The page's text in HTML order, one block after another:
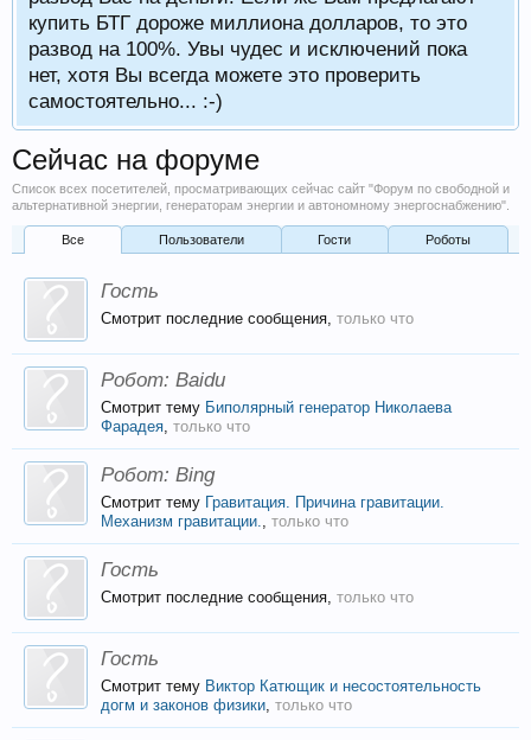
купить БТГ дороже миллиона долларов, то это
развод на 100%. Увы чудес и исключений пока
нет, хотя Вы всегда можете это проверить
самостоятельно... :-)
Сейчас на форуме
Список всех посетителей, просматривающих сейчас сайт "Форум по свободной и
альтернативной энергии, генераторам энергии и автономному энергоснабжению".
Все Пользователи Гости Роботы
Гость
Смотрит последние сообщения, только что
Робот: Baidu
Смотрит тему Биполярный генератор Николаева
Фарадея, только что
Робот: Bing
Смотрит тему Гравитация. Причина гравитации.
Механизм гравитации., только что
Гость
Смотрит последние сообщения, только что
Гость
Смотрит тему Виктор Катющик и несостоятельность
догм и законов физики, только что